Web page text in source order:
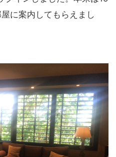
に案内してもらえまし